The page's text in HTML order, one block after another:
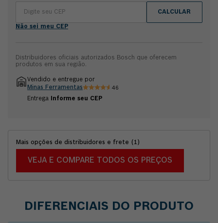
CALCULAR
Não sei meu CEP
Distribuidores oficiais autorizados Bosch que oferecem
produtos em sua região.
Vendido e entregue por
Minas Ferramentas
46
Entrega Informe seu CEP
Mais opções de distribuidores e frete ( 1 )
VEJA E COMPARE TODOS OS PREÇOS
DIFERENCIAIS DO PRODUTO